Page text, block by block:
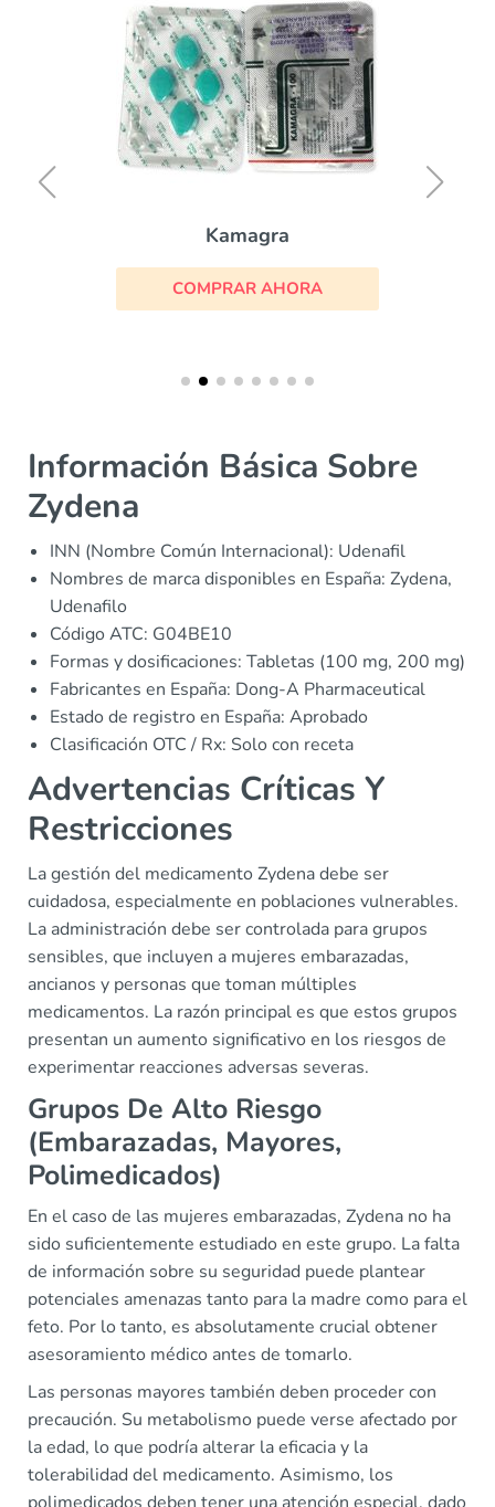
Kamagra
COMPRAR AHORA
Información Básica Sobre
Zydena
INN (Nombre Común Internacional): Udenafil
Nombres de marca disponibles en España: Zydena,
Udenafilo
Código ATC: G04BE10
Formas y dosificaciones: Tabletas (100 mg, 200 mg)
Fabricantes en España: Dong-A Pharmaceutical
Estado de registro en España: Aprobado
Clasificación OTC / Rx: Solo con receta
Advertencias Críticas Y
Restricciones
La gestión del medicamento Zydena debe ser
cuidadosa, especialmente en poblaciones vulnerables.
La administración debe ser controlada para grupos
sensibles, que incluyen a mujeres embarazadas,
ancianos y personas que toman múltiples
medicamentos. La razón principal es que estos grupos
presentan un aumento significativo en los riesgos de
experimentar reacciones adversas severas.
Grupos De Alto Riesgo
(Embarazadas, Mayores,
Polimedicados)
En el caso de las mujeres embarazadas, Zydena no ha
sido suficientemente estudiado en este grupo. La falta
de información sobre su seguridad puede plantear
potenciales amenazas tanto para la madre como para el
feto. Por lo tanto, es absolutamente crucial obtener
asesoramiento médico antes de tomarlo.
Las personas mayores también deben proceder con
precaución. Su metabolismo puede verse afectado por
la edad, lo que podría alterar la eficacia y la
tolerabilidad del medicamento. Asimismo, los